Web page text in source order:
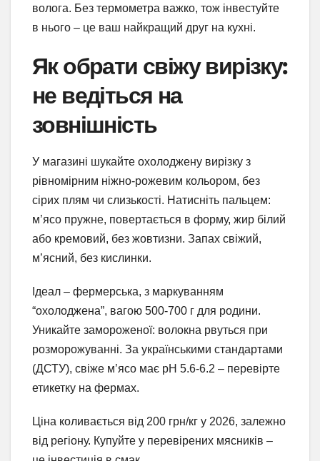
волога. Без термометра важко, тож інвестуйте
в нього – це ваш найкращий друг на кухні.
Як обрати свіжу вирізку:
не ведіться на
зовнішність
У магазині шукайте охолоджену вирізку з
рівномірним ніжно-рожевим кольором, без
сірих плям чи слизькості. Натисніть пальцем:
м’ясо пружне, повертається в форму, жир білий
або кремовий, без жовтизни. Запах свіжий,
м’ясний, без кислинки.
Ідеал – фермерська, з маркуванням
“охолоджена”, вагою 500-700 г для родини.
Уникайте замороженої: волокна рвуться при
розморожуванні. За українськими стандартами
(ДСТУ), свіже м’ясо має pH 5.6-6.2 – перевірте
етикетку на фермах.
Ціна коливається від 200 грн/кг у 2026, залежно
від регіону. Купуйте у перевірених мясників –